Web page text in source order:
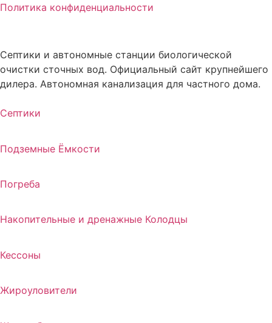
Политика конфиденциальности
Cептики и автономные станции биологической
очистки сточных вод. Официальный сайт крупнейшего
дилера. Автономная канализация для частного дома.
Септики
Подземные Ёмкости
Погреба
Накопительные и дренажные Колодцы
Кессоны
Жироуловители